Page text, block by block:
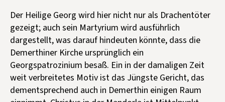
Der Heilige Georg wird hier nicht nur als Drachentöter
gezeigt; auch sein Martyrium wird ausführlich
dargestellt, was darauf hindeuten könnte, dass die
Demerthiner Kirche ursprünglich ein
Georgspatrozinium besaß. Ein in der damaligen Zeit
weit verbreitetes Motiv ist das Jüngste Gericht, das
dementsprechend auch in Demerthin einigen Raum